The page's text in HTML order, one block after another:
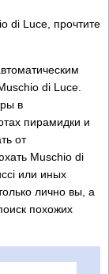
di Luce, прочтите
di Luce.
в
пирамидки и
от
Muschio di
или иных
лично вы, а
похожих